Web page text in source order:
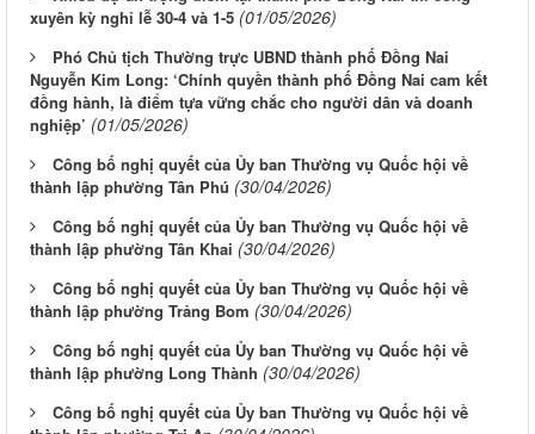
xuyên kỳ nghỉ lễ 30-4 và 1-5 (01/05/2026)
Phó Chủ tịch Thường trực UBND thành phố Đồng Nai
Nguyễn Kim Long: ‘Chính quyền thành phố Đồng Nai cam kết
đồng hành, là điểm tựa vững chắc cho người dân và doanh
nghiệp’ (01/05/2026)
Công bố nghị quyết của Ủy ban Thường vụ Quốc hội về
thành lập phường Tân Phú (30/04/2026)
Công bố nghị quyết của Ủy ban Thường vụ Quốc hội về
thành lập phường Tân Khai (30/04/2026)
Công bố nghị quyết của Ủy ban Thường vụ Quốc hội về
thành lập phường Trảng Bom (30/04/2026)
Công bố nghị quyết của Ủy ban Thường vụ Quốc hội về
thành lập phường Long Thành (30/04/2026)
Công bố nghị quyết của Ủy ban Thường vụ Quốc hội về